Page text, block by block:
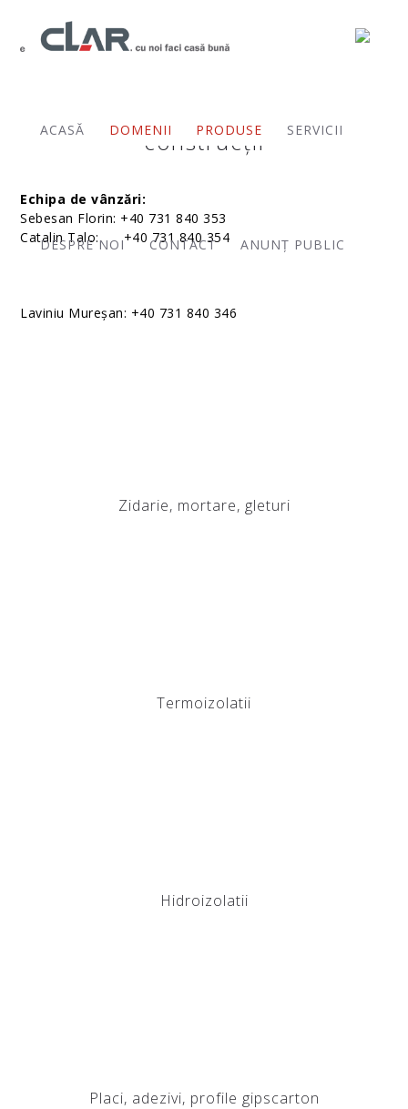
ACASĂ DOMENII PRODUSE SERVICII
DESPRE NOI CONTACT ANUNȚ PUBLIC
Produse materiale de
construcții
Echipa de vânzări:
Sebesan Florin: +40 731 840 353
Catalin Talo: +40 731 840 354
Laviniu Mureșan: +40 731 840 346
Zidarie, mortare, gleturi
Termoizolatii
Hidroizolatii
Placi, adezivi, profile gipscarton